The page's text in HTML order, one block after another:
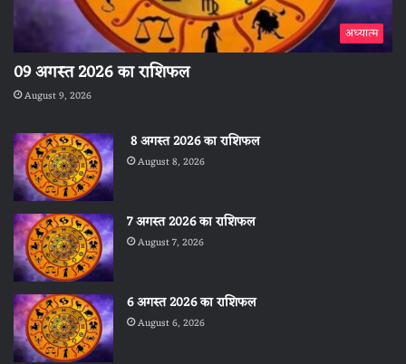
अध्यात्म
09 अगस्त 2026 का राशिफल
August 9, 2026
8 अगस्त 2026 का राशिफल
August 8, 2026
7 अगस्त 2026 का राशिफल
August 7, 2026
6 अगस्त 2026 का राशिफल
August 6, 2026